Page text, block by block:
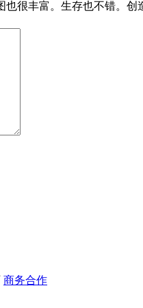
很丰富。生存也不错。创
商务合作